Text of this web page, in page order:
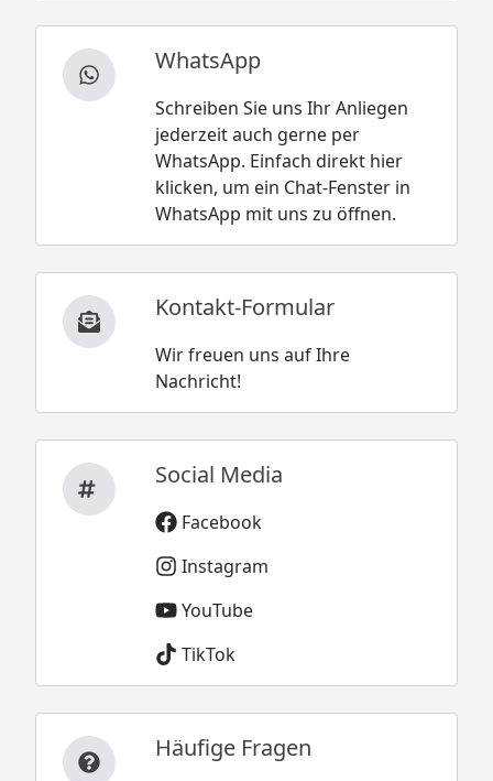
WhatsApp
Schreiben Sie uns Ihr Anliegen
jederzeit auch gerne per
WhatsApp. Einfach direkt hier
klicken, um ein Chat-Fenster in
WhatsApp mit uns zu öffnen.
Kontakt-Formular
Wir freuen uns auf Ihre
Nachricht!
Social Media
Facebook
Instagram
YouTube
TikTok
Häufige Fragen